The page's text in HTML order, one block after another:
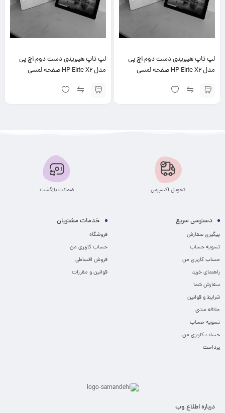
لپ تاپ هیبریدی دست دوم اچ پی
مدل HP Elite X2 صفحه لمسی
لپ تاپ هیبریدی دست دوم اچ پی
مدل HP Elite X2 صفحه لمسی
تحویل اکسپرس ضمانت بازگشت
دسترسی سریع
پیگیری سفارش
تسویه حساب
حساب کاربری من
راهنمای خرید
سفارش شما
شرایط و قوانین
علاقه مندی
تسویه حساب
حساب کاربری من
پرداخت
خدمات مشتریان
فروشگاه
حساب کاربری من
فروش اقساطی
قوانین و مقررات
درباره اطلاع وب